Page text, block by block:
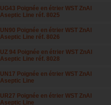
UG43 Poignée en étrier WST ZnAl
Aseptic Line réf. 8025
UN90 Poignée en étrier WST ZnAl
Aseptic Line réf. 8026
UZ 94 Poignée en étrier WST ZnAl
Aseptic Line réf. 8028
UN17 Poignée en étrier WST ZnAl
Aseptic Line
UR27 Poignée en étrier WST ZnAl
Aseptic Line